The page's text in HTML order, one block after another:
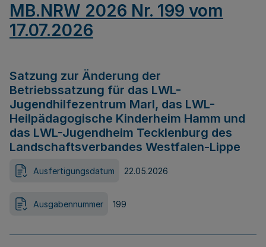
MB.NRW 2026 Nr. 199 vom
17.07.2026
Satzung zur Änderung der
Betriebssatzung für das LWL-
Jugendhilfezentrum Marl, das LWL-
Heilpädagogische Kinderheim Hamm und
das LWL-Jugendheim Tecklenburg des
Landschaftsverbandes Westfalen-Lippe
Ausfertigungsdatum 22.05.2026
Ausgabennummer 199